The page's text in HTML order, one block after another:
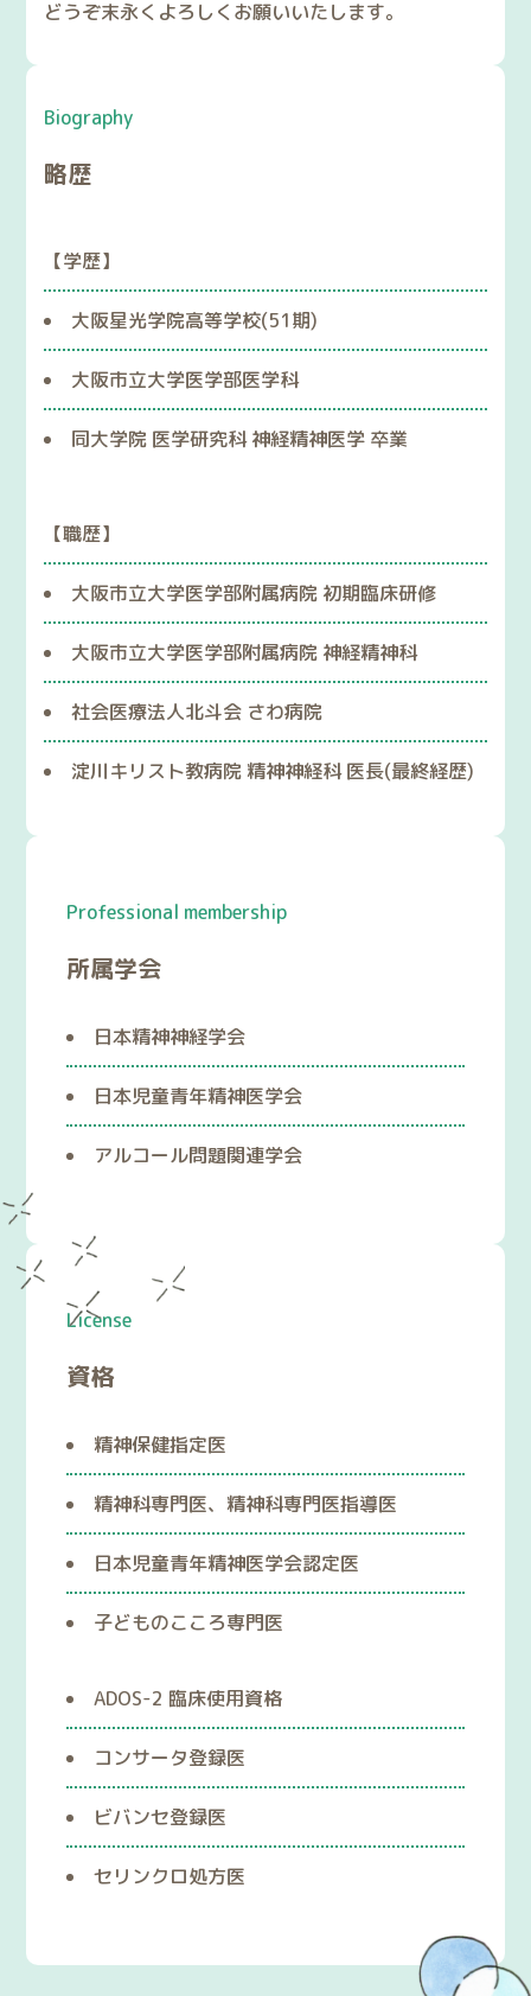
どうぞ末永くよろしくお願いいたします。
Biography
略歴
【学歴】
大阪星光学院高等学校(51期)
大阪市立大学医学部医学科
同大学院 医学研究科 神経精神医学 卒業
【職歴】
大阪市立大学医学部附属病院 初期臨床研修
大阪市立大学医学部附属病院 神経精神科
社会医療法人北斗会 さわ病院
淀川キリスト教病院 精神神経科 医長(最終経歴)
Professional membership
所属学会
日本精神神経学会
日本児童青年精神医学会
アルコール問題関連学会
License
資格
精神保健指定医
精神科専門医、精神科専門医指導医
日本児童青年精神医学会認定医
子どものこころ専門医
ADOS-2 臨床使用資格
コンサータ登録医
ビバンセ登録医
セリンクロ処方医